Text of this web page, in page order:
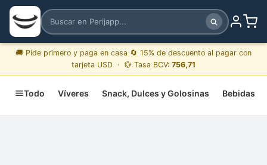
🚚 Pide primero y paga en casa 🔄 15% de descuento al pagar con
tarjeta USD · 💱 Tasa BCV: 756,71
Todo Víveres Snack, Dulces y Golosinas Bebidas